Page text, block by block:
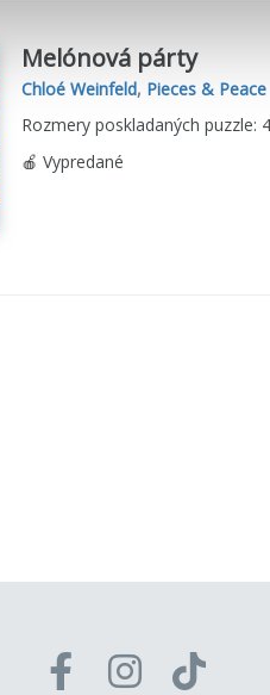
Melónová párty
Chloé Weinfeld, Pieces & Peace
Rozmery poskladaných puzzle:
🍎 Vypredané